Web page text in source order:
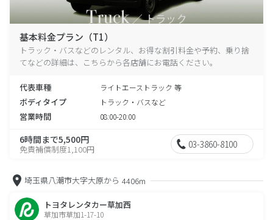
基本料金プラン（T1）
トラック・バスなどのレンタル、お得な割引料金や予約、乗り捨
てなどの詳細は、こちらから各店舗にお電話ください。
代表車種 ライトエーストラック 等
ボディタイプ トラック・バスなど
営業時間 08:00-20:00
6時間まで5,500円
免責補償制度1,100円 03-3860-8100
埼玉県八潮市大字大原から 4406m
トヨタレンタカー草加西
草加市草加1-17-10